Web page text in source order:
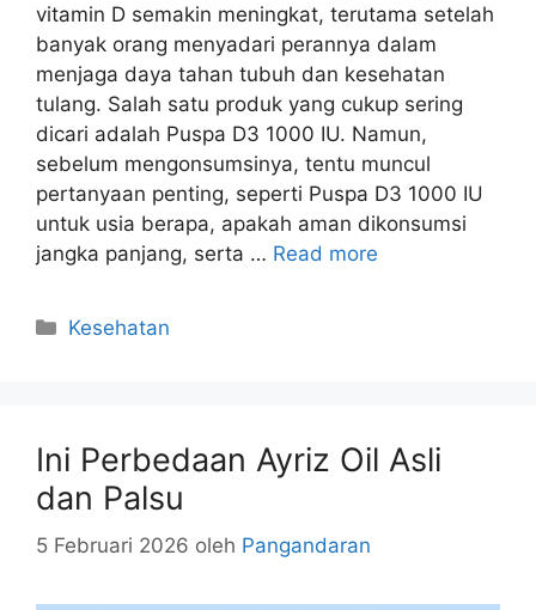
vitamin D semakin meningkat, terutama setelah
banyak orang menyadari perannya dalam
menjaga daya tahan tubuh dan kesehatan
tulang. Salah satu produk yang cukup sering
dicari adalah Puspa D3 1000 IU. Namun,
sebelum mengonsumsinya, tentu muncul
pertanyaan penting, seperti Puspa D3 1000 IU
untuk usia berapa, apakah aman dikonsumsi
jangka panjang, serta … Read more
Kategori
Kesehatan
Ini Perbedaan Ayriz Oil Asli
dan Palsu
5 Februari 2026 oleh Pangandaran